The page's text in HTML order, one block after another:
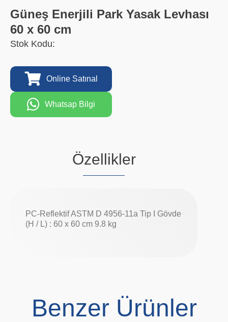
Güneş Enerjili Park Yasak Levhası
60 x 60 cm
Stok Kodu:
Online Satınal
Whatsap Bilgi
Özellikler
PC-Reflektif ASTM D 4956-11a Tip I Gövde
(H / L) : 60 x 60 cm 9.8 kg
Benzer Ürünler